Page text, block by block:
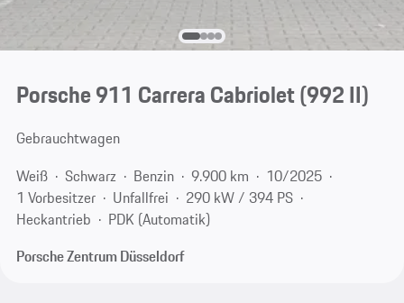
Porsche 911 Carrera Cabriolet(992 II)
Gebrauchtwagen
Weiß
Schwarz Benzin 9.900 km
10/2025
1 Vorbesitzer
Unfallfrei
290 kW / 394 PS
Heckantrieb
PDK (Automatik)
Porsche Zentrum Düsseldorf